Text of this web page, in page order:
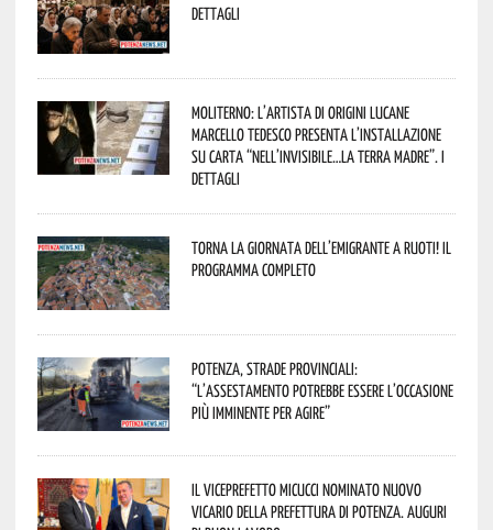
dettagli
Moliterno: l’artista di origini lucane
Marcello Tedesco presenta l’installazione
su carta “Nell’invisibile…la terra madre”. I
dettagli
Torna la Giornata dell’Emigrante a Ruoti! Il
programma completo
Potenza, strade provinciali:
“L’assestamento potrebbe essere l’occasione
più imminente per agire”
Il Viceprefetto Micucci nominato nuovo
Vicario della Prefettura di Potenza. Auguri